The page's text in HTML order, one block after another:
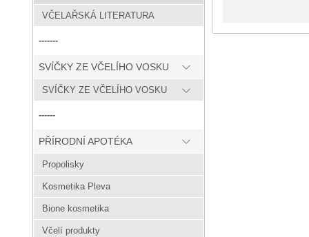
VČELAŘSKÁ LITERATURA
-------
SVÍČKY ZE VČELÍHO VOSKU
SVÍČKY ZE VČELÍHO VOSKU
------
PŘÍRODNÍ APOTÉKA
Propolisky
Kosmetika Pleva
Bione kosmetika
Včelí produkty